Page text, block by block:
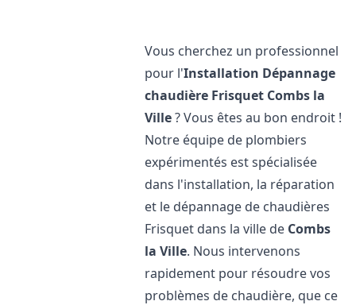
Vous cherchez un professionnel
pour l'Installation Dépannage
chaudière Frisquet Combs la
Ville? Vous êtes au bon endroit !
Notre équipe de plombiers
expérimentés est spécialisée
dans l'installation, la réparation
et le dépannage de chaudières
Frisquet dans la ville de Combs
la Ville. Nous intervenons
rapidement pour résoudre vos
problèmes de chaudière, que ce